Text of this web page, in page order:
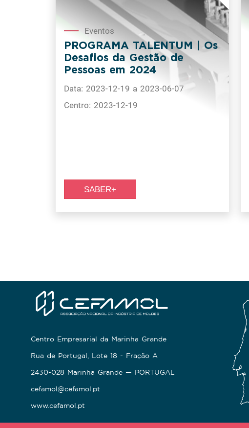
Eventos
PROGRAMA TALENTUM | Os
Desafios da Gestão de
Pessoas em 2024
Data: 2023-12-19 a 2023-06-07
Centro: 2023-12-19
SABER+
Centro Empresarial da Marinha Grande
Rua de Portugal, Lote 18 - Fração A
2430-028 Marinha Grande — PORTUGAL
cefamol@cefamol.pt
www.cefamol.pt